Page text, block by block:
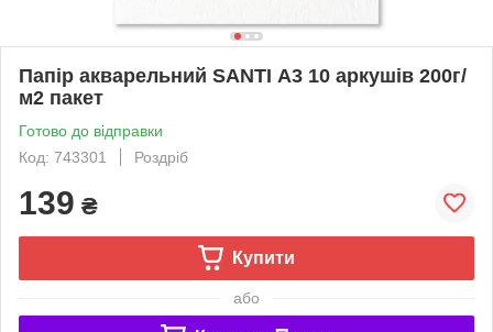
Папір акварельний SANTI А3 10 аркушів 200г/
м2 пакет
Готово до відправки
Код: 743301
Роздріб
139 ₴
Купити
або